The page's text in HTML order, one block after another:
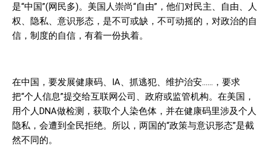
是“中国”(网民多)。美国人崇尚“自由”，他们对民主、自由、人
权、隐私、意识形态，是不可或缺，不可动摇的，对政治的自
信，制度的自信，有着一份执着。
在中国，要发展健康码、 IA 、抓逃犯、维护治安
，要求
把“个人信息”提交给互联网公司、政府或监管机构。在美国，
用个人DNA做检测，获取个人染色体，并在健康码里涉及个人
隐私，会遭到全民拒绝。所以，两国的“政策与意识形态”是截
然不同的。